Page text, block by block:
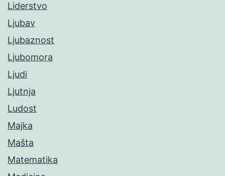
Liderstvo
Ljubav
Ljubaznost
Ljubomora
Ljudi
Ljutnja
Ludost
Majka
Mašta
Matematika